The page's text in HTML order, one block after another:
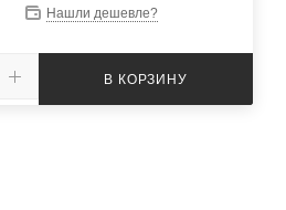
Нашли дешевле?
В КОРЗИНУ